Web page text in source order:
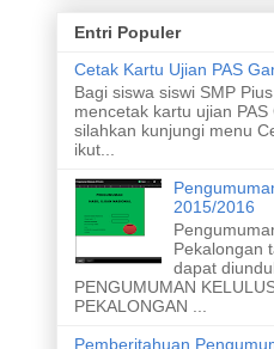
1. Menjunjung yang
2. Menyapa yang kuat
4. Meraih prestasi
5. Meraih prestasi
6. Menghasilkan karya
7. Menghasilkan karya
8. Merawat taman dan
10. Melaksanakan
11. Menyanyikan lagu
baik
Entri Populer
Cetak Kartu Ujian PAS
Bagi siswa siswi SMP
mencetak kartu ujian PAS
silahkan kunjungi menu
ikut...
2015/2016
Pekalongan
dapat
PENGUMUMAN
PEKALONGAN ...
Pemberitahuan